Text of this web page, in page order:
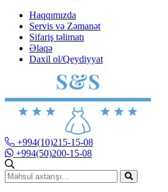
Haqqımızda
Servis və Zəmanət
Sifariş təlimatı
Əlaqə
Daxil ol/Qeydiyyat
+994(10)215-15-08
+994(50)200-15-08